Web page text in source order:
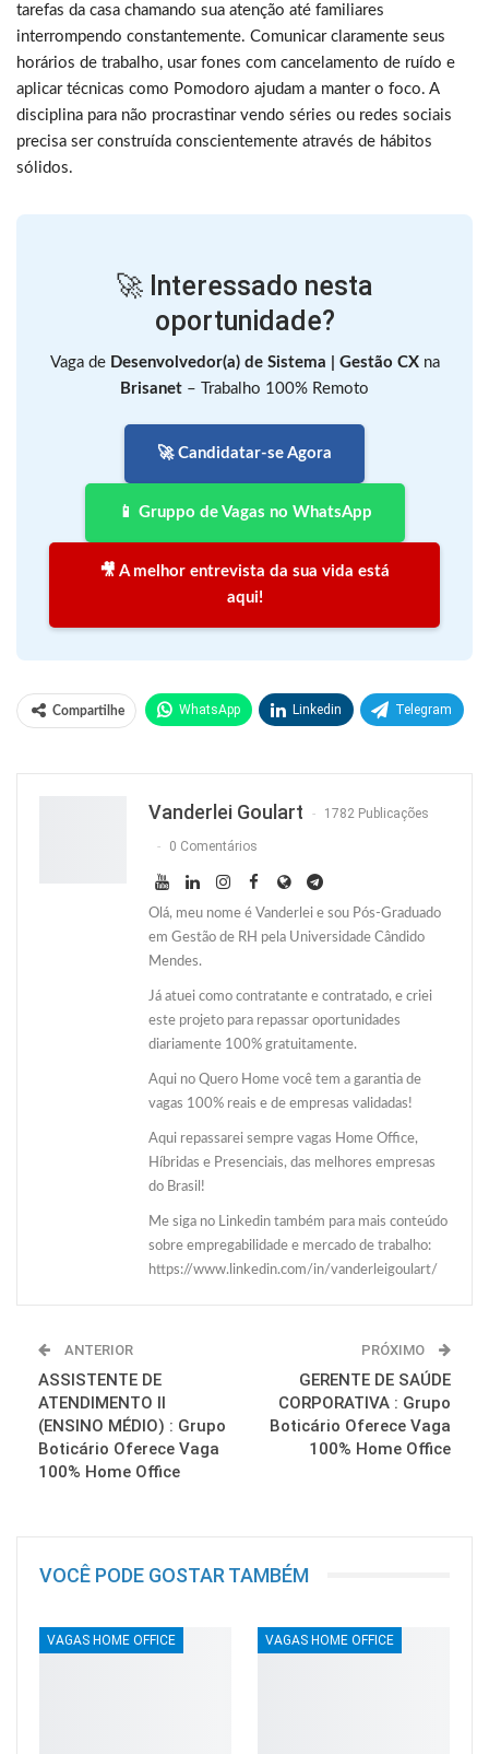
tarefas da casa chamando sua atenção até familiares
interrompendo constantemente. Comunicar claramente seus
horários de trabalho, usar fones com cancelamento de ruído e
aplicar técnicas como Pomodoro ajudam a manter o foco. A
disciplina para não procrastinar vendo séries ou redes sociais
precisa ser construída conscientemente através de hábitos
sólidos.
🚀 Interessado nesta
oportunidade?
Vaga de Desenvolvedor(a) de Sistema | Gestão CXna
Brisanet – Trabalho 100% Remoto
🚀 Candidatar-se Agora
📱 Gruppo de Vagas no WhatsApp
🎥 A melhor entrevista da sua vida está
aqui!
Compartilhe WhatsApp Linkedin Telegram
Vanderlei Goulart 1782 Publicações
0 Comentários
Olá, meu nome é Vanderlei e sou Pós-Graduado
em Gestão de RH pela Universidade Cândido
Mendes.
Já atuei como contratante e contratado, e criei
este projeto para repassar oportunidades
diariamente 100% gratuitamente.
Aqui no Quero Home você tem a garantia de
vagas 100% reais e de empresas validadas!
Aqui repassarei sempre vagas Home Office,
Híbridas e Presenciais, das melhores empresas
do Brasil!
Me siga no Linkedin também para mais conteúdo
sobre empregabilidade e mercado de trabalho:
https://www.linkedin.com/in/vanderleigoulart/
ANTERIOR
ASSISTENTE DE
ATENDIMENTO II
(ENSINO MÉDIO) : Grupo
Boticário Oferece Vaga
100% Home Office
PRÓXIMO
GERENTE DE SAÚDE
CORPORATIVA : Grupo
Boticário Oferece Vaga
100% Home Office
VOCÊ PODE GOSTAR TAMBÉM
VAGAS HOME OFFICE VAGAS HOME OFFICE